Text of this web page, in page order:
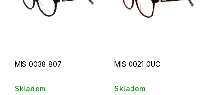
MIS 0038 807
Skladem
MIS 0021 0UC
Skladem